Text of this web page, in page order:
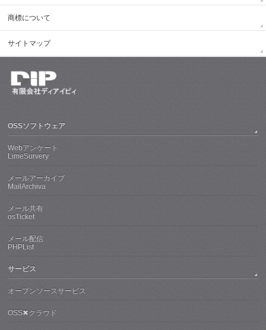
商標について
サイトマップ
OSSソフトウェア
Webアンケート
LimeSurvery
メールアーカイブ
MailArchiva
メール共有
osTicket
メール配信
PHPList
サービス
オープンソースサービス
OSS✖クラウド